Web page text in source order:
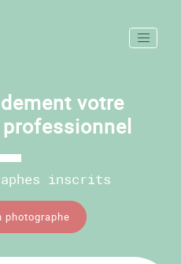
votre
inscrits
photographe